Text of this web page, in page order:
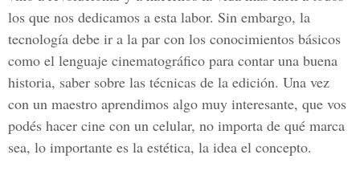
los que nos dedicamos a esta labor. Sin embargo, la
tecnología debe ir a la par con los conocimientos básicos
como el lenguaje cinematográfico para contar una buena
historia, saber sobre las técnicas de la edición. Una vez
con un maestro aprendimos algo muy interesante, que vos
podés hacer cine con un celular, no importa de qué marca
sea, lo importante es la estética, la idea el concepto.